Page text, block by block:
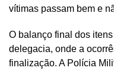
vítimas passam bem e
O balanço final dos
delegacia, onde a
finalização. A Polícia